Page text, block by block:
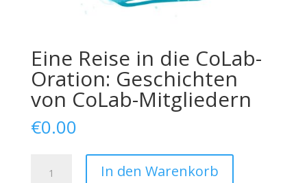
Eine Reise in die CoLab-
Oration: Geschichten
von CoLab-Mitgliedern
€0.00
Journey
In den Warenkorb